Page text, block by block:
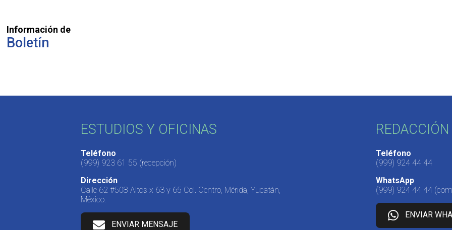
Información de
Boletín
ESTUDIOS Y OFICINAS
Teléfono
(999) 923 61 55 (recepción)
Dirección
Calle 62 #508 Altos x 63 y 65 Col. Centro, Mérida, Yucatán,
México.
ENVIAR MENSAJE
Teléfono
(999) 924 44 44
WhatsApp
(999) 924 44 44
ENVIAR